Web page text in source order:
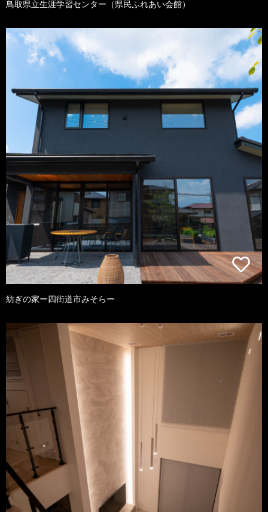
鳥取県立生涯学習センター（県民ふれあい会館）
紡ぎの家ー四街道市みそらー